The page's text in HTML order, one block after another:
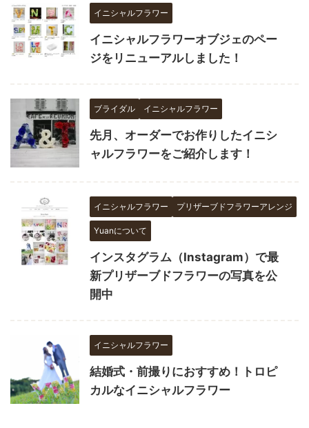
イニシャルフラワー
イニシャルフラワーオブジェのペー
ジをリニューアルしました！
ブライダル イニシャルフラワー
先月、オーダーでお作りしたイニシ
ャルフラワーをご紹介します！
イニシャルフラワー プリザーブドフラワーアレンジ
Yuanについて
インスタグラム（Instagram）で最
新プリザーブドフラワーの写真を公
開中
イニシャルフラワー
結婚式・前撮りにおすすめ！トロピ
カルなイニシャルフラワー